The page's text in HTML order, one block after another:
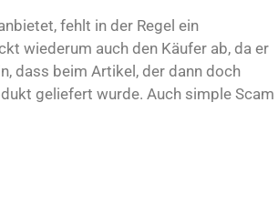
fehlt in der Regel ein
wiederum auch den Käufer ab, da er
dass beim Artikel, der dann doch
geliefert wurde. Auch simple Scam